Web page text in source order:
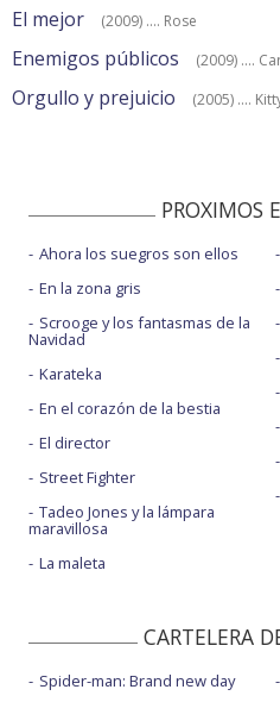
El mejor (2009) .... Rose
Enemigos públicos (2009) ....
Orgullo y prejuicio (2005) ....
PROXIMOS
Ahora los suegros son ellos
En la zona gris
Scrooge y los fantasmas de la
Navidad
Karateka
En el corazón de la bestia
El director
Street Fighter
Tadeo Jones y la lámpara
maravillosa
La maleta
CARTELERA
Spider-man: Brand new day